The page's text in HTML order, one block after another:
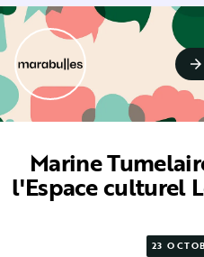
arrow_forward
Marine
l'Espace culturel
23